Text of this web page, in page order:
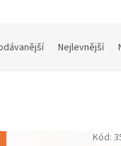
Nejlevnější
Kód: